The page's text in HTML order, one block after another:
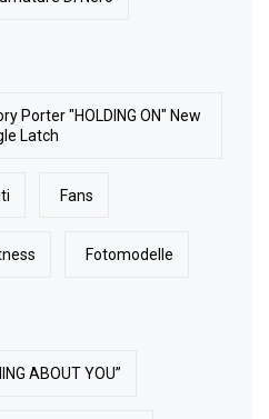
Porter "HOLDING ON" New
Latch
Fans
Fotomodelle
ABOUT YOU”